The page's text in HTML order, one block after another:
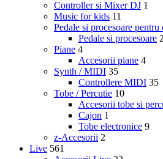
Controller si Mixer DJ 1
Music for kids 11
Pedale si procesoare pentru
Pedale si procesoare 2
Piane 4
Accesorii piane 4
Synth / MIDI 35
Controllere MIDI 35
Tobe / Percutie 10
Accesorii tobe si
Cajon 1
Tobe electronice 9
z-Accesorii 2
Live 561